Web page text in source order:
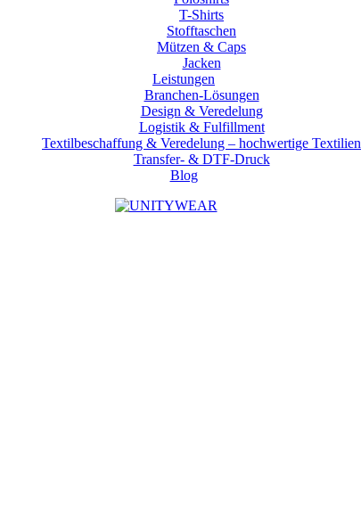
T-Shirts
Stofftaschen
Mützen & Caps
Jacken
Leistungen
Branchen-Lösungen
Design & Veredelung
Logistik & Fulfillment
Textilbeschaffung & Veredelung – hochwertige Textilien
Transfer- & DTF-Druck
Blog